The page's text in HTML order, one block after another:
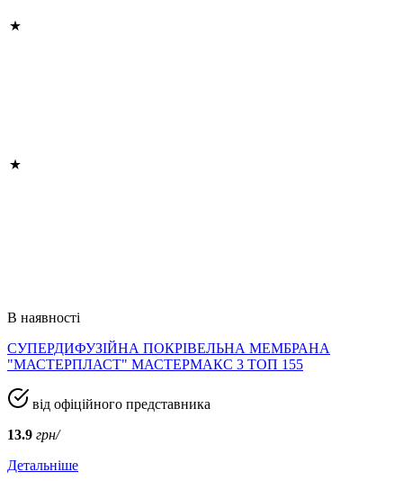
В наявності
СУПЕРДИФУЗІЙНА ПОКРІВЕЛЬНА МЕМБРАНА
"МАСТЕРПЛАСТ" МАСТЕРМАКС 3 ТОП 155
від офіційного представника
13.9 грн/
Детальніше